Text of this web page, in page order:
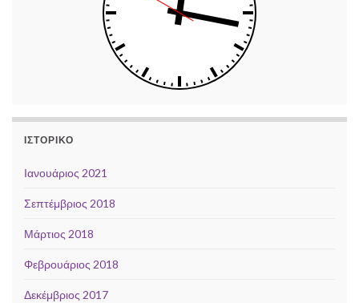
ΙΣΤΟΡΙΚΌ
Ιανουάριος 2021
Σεπτέμβριος 2018
Μάρτιος 2018
Φεβρουάριος 2018
Δεκέμβριος 2017